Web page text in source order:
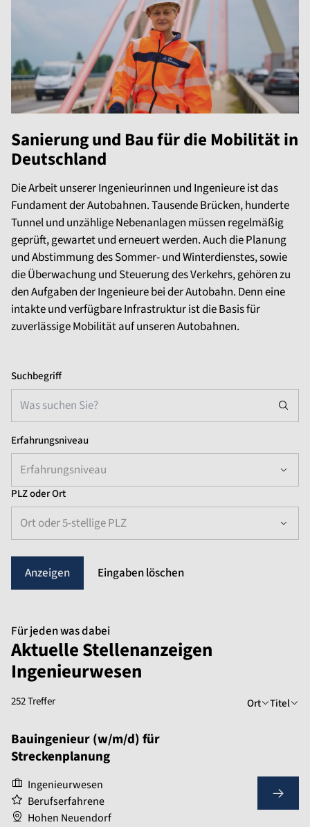
Sanierung und Bau für die Mobilität in
Deutschland
Die Arbeit unserer Ingenieurinnen und Ingenieure ist das
Fundament der Autobahnen. Tausende Brücken, hunderte
Tunnel und unzählige Nebenanlagen müssen regelmäßig
geprüft, gewartet und erneuert werden. Auch die Planung
und Abstimmung des Sommer- und Winterdienstes, sowie
die Überwachung und Steuerung des Verkehrs, gehören zu
den Aufgaben der Ingenieure bei der Autobahn. Denn eine
intakte und verfügbare Infrastruktur ist die Basis für
zuverlässige Mobilität auf unseren Autobahnen.
Suchbegriff
Erfahrungsniveau
Erfahrungsniveau
PLZ oder Ort
Ort oder 5-stellige PLZ
Eingaben löschen
Für jeden was dabei
Aktuelle Stellenanzeigen
Ingenieurwesen
252 Treffer Ort Titel
Bauingenieur (w/m/d) für
Streckenplanung
Ingenieurwesen
Berufserfahrene
Hohen Neuendorf